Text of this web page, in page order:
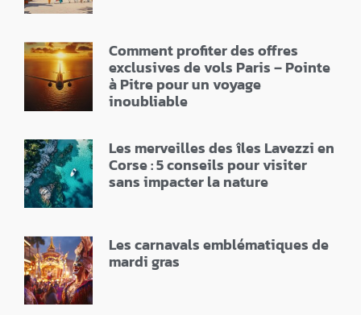
Comment profiter des offres
exclusives de vols Paris – Pointe
à Pitre pour un voyage
inoubliable
Les merveilles des îles Lavezzi en
Corse : 5 conseils pour visiter
sans impacter la nature
Les carnavals emblématiques de
mardi gras